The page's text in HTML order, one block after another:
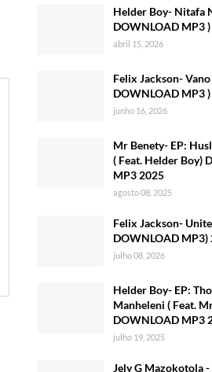
Helder Boy- Nitafa
DOWNLOAD MP3
abril 15, 2026
Felix Jackson-
DOWNLOAD MP3
junho 16, 2026
Mr Benety- EP:
( Feat. Helder Boy)
MP3 2025
agosto 08, 2025
Felix Jackson-
DOWNLOAD MP3)
julho 08, 2026
Helder Boy- EP:
Manheleni ( Feat.
DOWNLOAD MP3
julho 19, 2025
Jely G Mazokotola